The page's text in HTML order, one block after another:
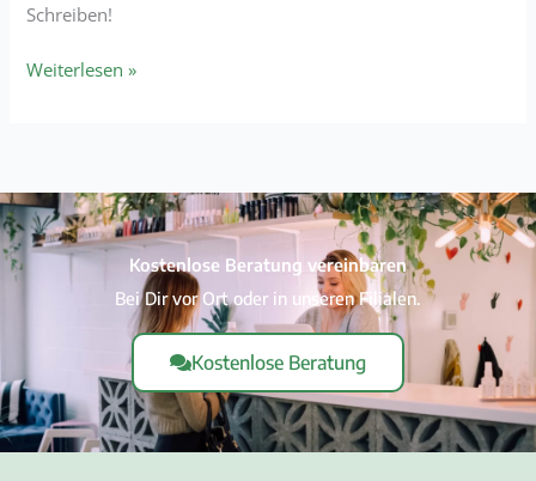
Schreiben!
Weiterlesen »
Kostenlose Beratung vereinbaren
Bei Dir vor Ort oder in unseren Filialen.
Kostenlose Beratung